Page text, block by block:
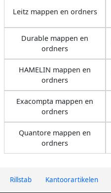
Rillstab Kantoorartikelen
Leitz mappen en ordners
Durable mappen en
ordners
HAMELIN mappen en
ordners
Exacompta mappen en
ordners
Quantore mappen en
ordners